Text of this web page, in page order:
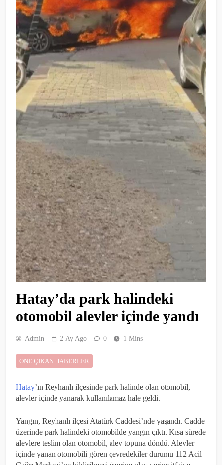
Hatay’da park halindeki
otomobil alevler içinde yandı
Admin 2 Ay Ago 0 1 Mins
ÖNE ÇIKAN HABERLER
Hatay’ın Reyhanlı ilçesinde park halinde olan otomobil,
alevler içinde yanarak kullanılamaz hale geldi.
Yangın, Reyhanlı ilçesi Atatürk Caddesi’nde yaşandı. Cadde
üzerinde park halindeki otomobilde yangın çıktı. Kısa sürede
alevlere teslim olan otomobil, alev topuna döndü. Alevler
içinde yanan otomobili gören çevredekiler durumu 112 Acil